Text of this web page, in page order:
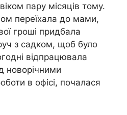
пару місяців тому.
переїхала до мами,
гроші придбала
з садком, щоб було
відпрацювала
новорічними
в офісі, почалася